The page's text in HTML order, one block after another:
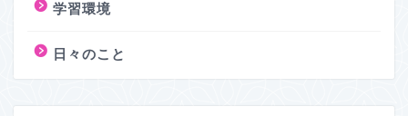
学習環境
日々のこと